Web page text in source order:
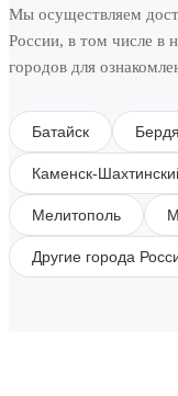
Мы осуществляем
России, в том числе в
городов для
Батайск
Каменск-
Мелитополь
Другие города